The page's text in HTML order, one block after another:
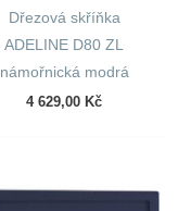
Dřezová skříňka
ADELINE D80 ZL
námořnická modrá
4 629,00 Kč